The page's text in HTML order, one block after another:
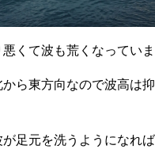
くて波も荒くなっていま
ら東方向なので波高は
足元を洗うようになれば